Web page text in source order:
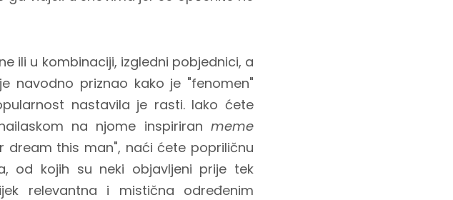
ili u kombinaciji, izgledni pobjednici, a
navodno priznao kako je "fenomen"
nastavila je rasti. Iako ćete
na njome inspiriran meme
dream this man", naći ćete popriličnu
od kojih su neki objavljeni prije tek
relevantna i mistična određenim